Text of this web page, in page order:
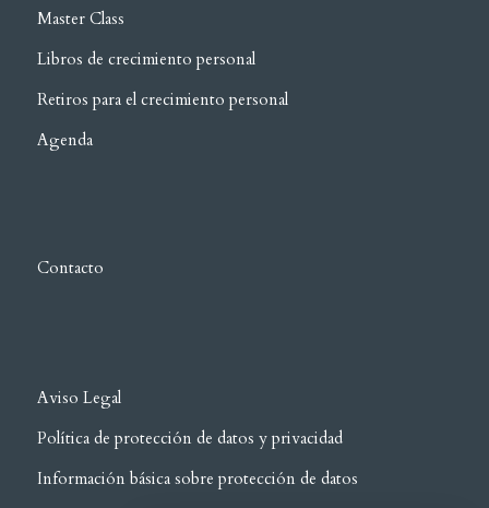
Master Class
Libros de crecimiento personal
Retiros para el crecimiento personal
Agenda
Contacto
Aviso Legal
Política de protección de datos y privacidad
Información básica sobre protección de datos